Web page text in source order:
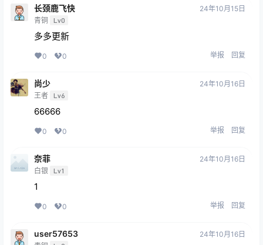
长颈鹿飞快
青铜 Lv0
24年10月15日
多多更新
0 0 举报 回复
尚少
王者 Lv6
24年10月16日
66666
0 0 举报 回复
奈菲
白银 Lv1
24年10月16日
1
0 0 举报 回复
user57653 24年10月16日